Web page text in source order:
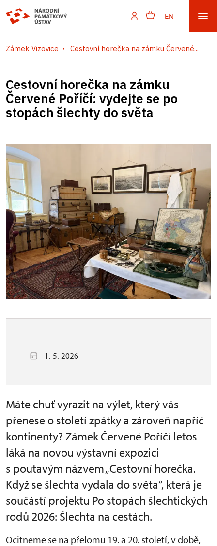
EN
Zámek Vizovice Cestovní horečka na zámku Červené...
Cestovní horečka na zámku
Červené Poříčí: vydejte se po
stopách šlechty do světa
1. 5. 2026
Máte chuť vyrazit na výlet, který vás
přenese o století zpátky a zároveň napříč
kontinenty? Zámek Červené Poříčí letos
láká na novou výstavní expozici
s poutavým názvem „Cestovní horečka.
Když se šlechta vydala do světa“, která je
součástí projektu Po stopách šlechtických
rodů 2026: Šlechta na cestách.
Ocitneme se na přelomu 19. a 20. století, v době,